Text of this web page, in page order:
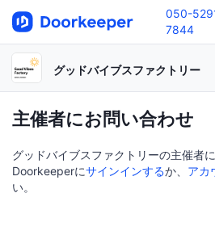
050-
7844
グッドバイブスファクトリー
主催者にお問い合わせ
グッドバイブスファクトリーの主催者
Doorkeeperにサインインするか、 アカ
い。